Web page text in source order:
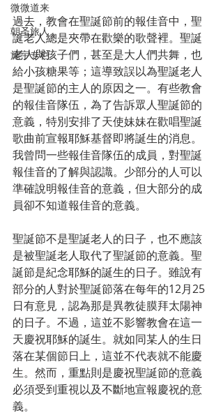
微微道来
朝圣旅人
施宇专栏
過去，教會在聖誕節前的報佳音中，聖
誕老人總是夾帶在歡樂的歌聲裡。聖誕
老人與孩子們，甚至是大人們共舞，也
給小孩糖果等；這導致誤以為聖誕老人
是聖誕節的主人的原因之一。有些教會
的報佳音隊伍，為了告訴眾人聖誕節的
意義，特別安排了天使妹妹在歡唱聖誕
歌曲前宣報耶穌基督即將誕生的消息。
我曾問一些報佳音隊伍的成員，對聖誕
報佳音的了解與認識。少部分的人可以
準確說明報佳音的意義，但大部分的成
員卻不知道報佳音的意義。
聖誕節不是聖誕老人的日子，也不應該
是被聖誕老人取代了聖誕節的意義。聖
誕節是紀念耶穌的誕生的日子。雖說有
部分的人對於聖誕節落在每年的12月25
日有意見，認為那是異教徒膜拜太陽神
的日子。不過，這並不影響教會在這一
天慶祝耶穌的誕生。就如同某人的生日
落在某個節日上，這並不代表就不能慶
生。然而，重點則是慶祝聖誕節的意義
必須受到重視以及不斷地宣報慶祝的意
義。